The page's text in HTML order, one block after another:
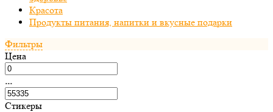
Красота
Продукты питания, напитки и вкусные подарки
Фильтры
Цена
...
Стикеры